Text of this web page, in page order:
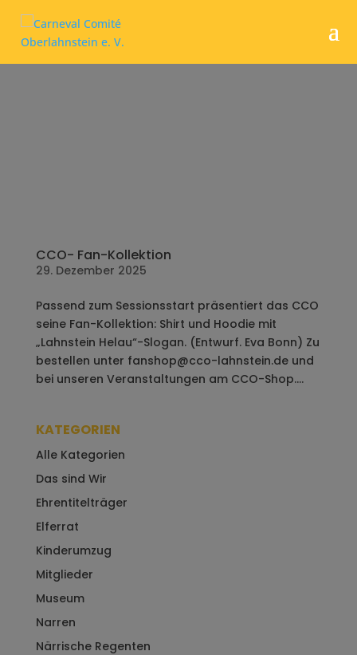
CCO- Fan-Kollektion
29. Dezember 2025
Passend zum Sessionsstart präsentiert das CCO
seine Fan-Kollektion: Shirt und Hoodie mit
„Lahnstein Helau“-Slogan. (Entwurf. Eva Bonn) Zu
bestellen unter fanshop@cco-lahnstein.de und
bei unseren Veranstaltungen am CCO-Shop....
KATEGORIEN
Alle Kategorien
Das sind Wir
Ehrentitelträger
Elferrat
Kinderumzug
Mitglieder
Museum
Narren
Närrische Regenten